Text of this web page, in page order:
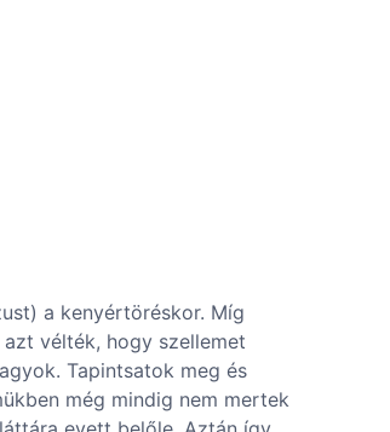
a kenyértöréskor. Míg
vélték, hogy szellemet
Tapintsatok meg és
még mindig nem mertek